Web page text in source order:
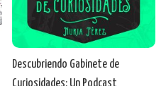
Descubriendo Gabinete de